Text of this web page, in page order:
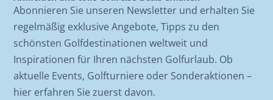
Abonnieren Sie unseren Newsletter und erhalten Sie
regelmäßig exklusive Angebote, Tipps zu den
schönsten Golfdestinationen weltweit und
Inspirationen für Ihren nächsten Golfurlaub. Ob
aktuelle Events, Golfturniere oder Sonderaktionen –
hier erfahren Sie zuerst davon.